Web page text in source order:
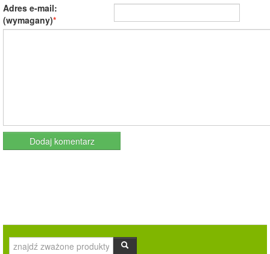
Adres e-mail:
(wymagany)